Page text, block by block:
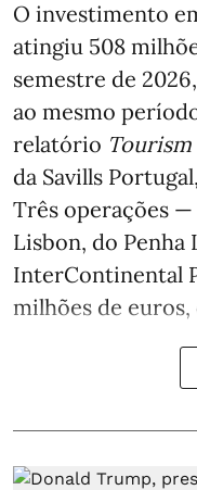
O investimento
atingiu 508
semestre de
ao mesmo
relatório
da Savills
Três operações
Lisbon, do Penha
InterContinental
milhões de euros,